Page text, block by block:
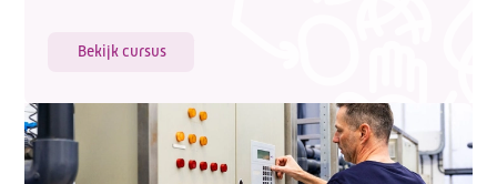
Bekijk cursus